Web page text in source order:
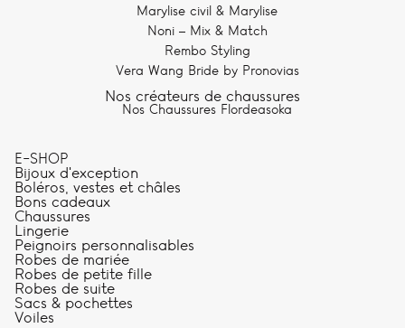
Marylise civil & Marylise
Noni – Mix & Match
Rembo Styling
Vera Wang Bride by Pronovias
Nos créateurs de chaussures
Nos Chaussures Flordeasoka
E-SHOP
Bijoux d'exception
Boléros, vestes et châles
Bons cadeaux
Chaussures
Lingerie
Peignoirs personnalisables
Robes de mariée
Robes de petite fille
Robes de suite
Sacs & pochettes
Voiles